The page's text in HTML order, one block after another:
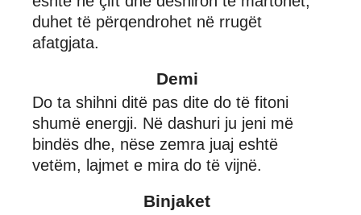
duhet të përqendrohet në rrugët
afatgjata.
Demi
Do ta shihni ditë pas dite do të fitoni
shumë energji. Në dashuri ju jeni më
bindës dhe, nëse zemra juaj eshtë
vetëm, lajmet e mira do të vijnë.
Binjaket